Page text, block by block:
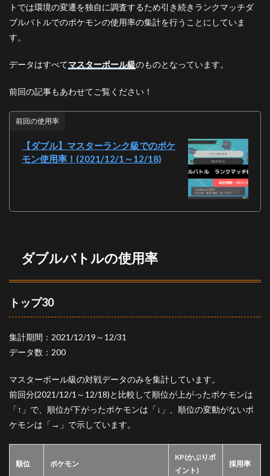
2.1
トッ
ピッ
ップ
エン
4
おわ
トでは環境の変遷を独自に調査するため引き続きランクマッチダ
ブルバトルでのポケモンの使用率の集計を行うことにしていま
す。
データはすべてマスターボール級のものとなっています。
前回の記事もあわせてご覧ください！
前回の使用率
【ダブル】マスターランク級でのポケ
モン使用率！(2021/12/1～12/18)
ダブルバトルの使用率
トップ30
集計期間：2021/12/19～12/31
データ数：200
マスターボール級の対戦データのみを集計しています。
前回分(2021/12/1～12/18)と比較して順位が上がったポケモンは
「↑ 」で、順位が下がったポケモンは「↓ 」、順位の変動がないポ
ケモンは「→」で示しています。
順位 ポケモン
KP(かぶりポ
イント)
採用率